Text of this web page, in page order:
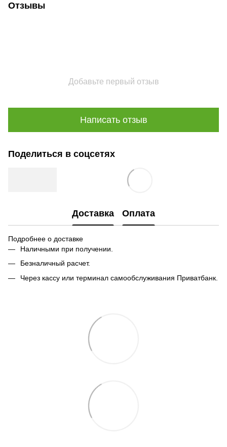
Отзывы
Добавьте первый отзыв
Написать отзыв
Поделиться в соцсетях
Доставка Оплата
Подробнее о доставке
Наличными при получении.
Безналичный расчет.
Через кассу или терминал самообслуживания Приватбанк.